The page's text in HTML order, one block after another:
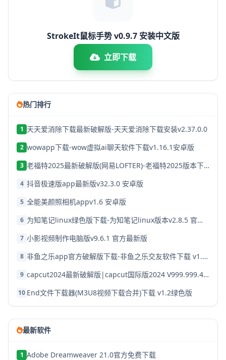
StrokeIt鼠标手势 v0.9.7 安装中文版
立即下载
热门排行
1 天天爱消除下载最新破解版-天天爱消除下载安装v2.37.0.0
2 wowapp下载-wow虚拟ai聊天软件下载v1.16.1安卓版
3 老福特2025最新破解版(网易LOFTER)-老福特2025版本下载v8.1.22
4 抖音极速版app最新版v32.3.0 安卓版
5 全能美颜照相机appv1.6 安卓版
6 为知笔记linux绿色版下载-为知笔记linux版本v2.8.5 官方破解版
7 小影视频制作电脑版v9.6.1 官方最新版
8 非鱼之乐app官方破解版下载-非鱼之乐交友软件下载 v1.3.9安卓版
9 capcut2024最新破解版|capcut国际版2024 V999.999.45 安卓版下载
10 End文件下载器(M3U8视频下载合并)下载 v1.2绿色版
最新软件
1 Adobe Dreamweaver 21.0官方免费下载